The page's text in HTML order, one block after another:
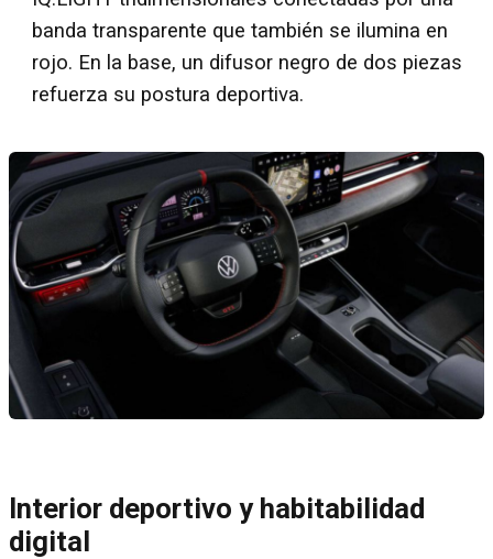
banda transparente que también se ilumina en
rojo. En la base, un difusor negro de dos piezas
refuerza su postura deportiva.
Interior deportivo y habitabilidad
digital